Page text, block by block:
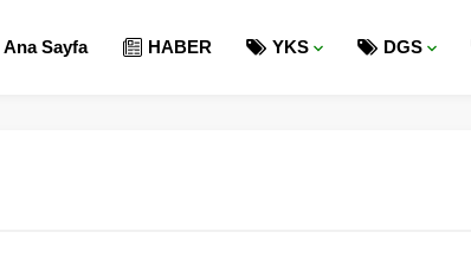
Ana Sayfa HABER YKS DGS